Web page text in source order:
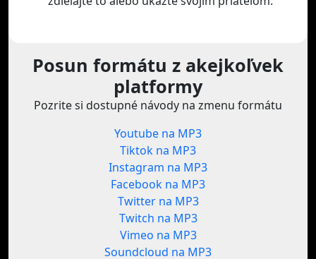
Posun formátu z akejkoľvek
platformy
Pozrite si dostupné návody na zmenu formátu
Youtube na MP3
Tiktok na MP3
Instagram na MP3
Facebook na MP3
Twitter na MP3
Twitch na MP3
Vimeo na MP3
Soundcloud na MP3